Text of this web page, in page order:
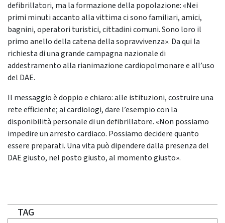
defibrillatori, ma la formazione della popolazione: «Nei
primi minuti accanto alla vittima ci sono familiari, amici,
bagnini, operatori turistici, cittadini comuni. Sono loro il
primo anello della catena della sopravvivenza». Da qui la
richiesta di una grande campagna nazionale di
addestramento alla rianimazione cardiopolmonare e all’uso
del DAE.
Il messaggio è doppio e chiaro: alle istituzioni, costruire una
rete efficiente; ai cardiologi, dare l’esempio con la
disponibilità personale di un defibrillatore. «Non possiamo
impedire un arresto cardiaco. Possiamo decidere quanto
essere preparati. Una vita può dipendere dalla presenza del
DAE giusto, nel posto giusto, al momento giusto».
TAG